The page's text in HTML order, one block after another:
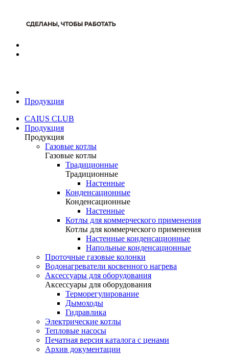
Продукция
CAIUS CLUB
Продукция
Продукция
Газовые котлы
Газовые котлы
Традиционные
Традиционные
Настенные
Конденсационные
Конденсационные
Настенные
Котлы для коммерческого применения
Котлы для коммерческого применения
Настенные конденсационные
Напольные конденсационные
Проточные газовые колонки
Водонагреватели косвенного нагрева
Аксессуары для оборудования
Аксессуары для оборудования
Терморегулирование
Дымоходы
Гидравлика
Электрические котлы
Тепловые насосы
Печатная версия каталога с ценами
Архив документации